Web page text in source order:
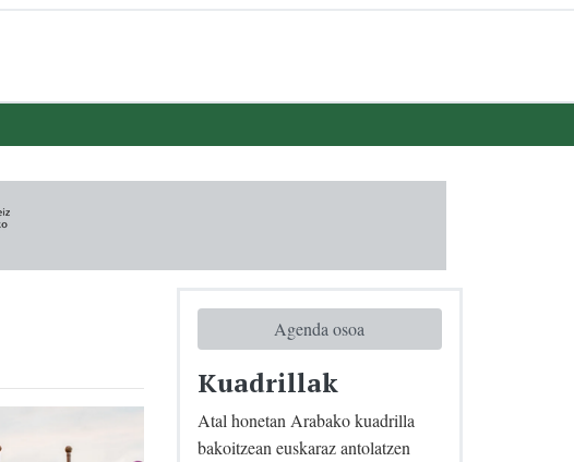
Agenda osoa
Kuadrillak
Atal honetan Arabako kuadrilla
bakoitzean euskaraz antolatzen